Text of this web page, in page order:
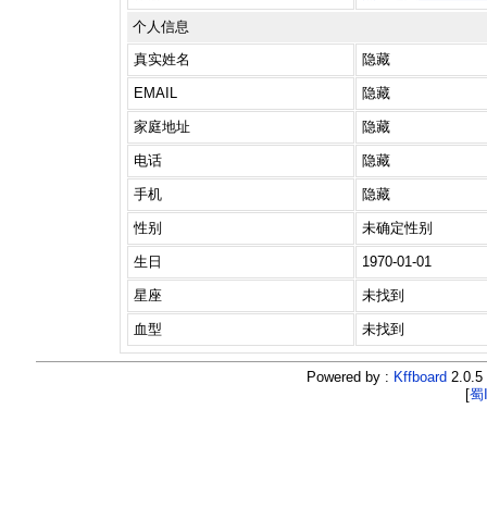
个人信息
真实姓名
隐藏
EMAIL 隐藏
家庭地址 隐藏
电话 隐藏
手机 隐藏
性别 未确定性别
生日 1970-01-01
星座 未找到
血型 未找到
Powered by : Kffboard 2.0.5
[蜀